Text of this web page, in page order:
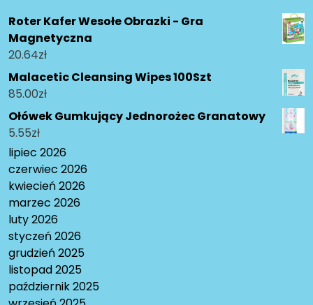
Roter Kafer Wesołe Obrazki - Gra
Magnetyczna
20.64zł
Malacetic Cleansing Wipes 100Szt
85.00zł
Ołówek Gumkujący Jednorożec Granatowy
5.55zł
lipiec 2026
czerwiec 2026
kwiecień 2026
marzec 2026
luty 2026
styczeń 2026
grudzień 2025
listopad 2025
październik 2025